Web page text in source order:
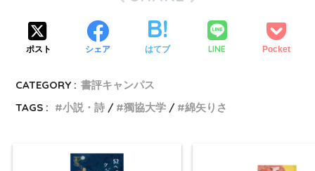
ポスト シェア はてブ LINE Pocket
CATEGORY : 書評キャンパス
TAGS :
小説・詩 獨協大学 綿矢りさ